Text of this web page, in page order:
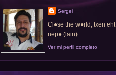
Sergei
Cl●se the w●rld, txen eht
nep● (lain)
Ver mi perfil completo